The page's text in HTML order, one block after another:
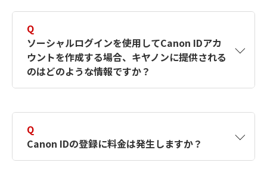
す。詳しい作成方法は【カメラ】Canon IDとは
何ですか？Canon IDの作成方法は？をご確認く
ださい。
Q
ソーシャルログインを使用してCanon IDアカ
ウントを作成する場合、キヤノンに提供される
のはどのような情報ですか？
択したサービスから取得します。アカウントを
簡単に作成できるように、この情報を使用して
Canon IDの登録フォームを入力します。
Q
Canon IDの登録に料金は発生しますか？